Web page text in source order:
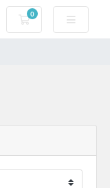
0
Pirkinių krepšelis